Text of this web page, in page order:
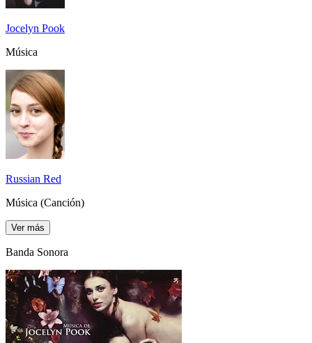
Jocelyn Pook
Música
Russian Red
Música (Canción)
Ver más
Banda Sonora